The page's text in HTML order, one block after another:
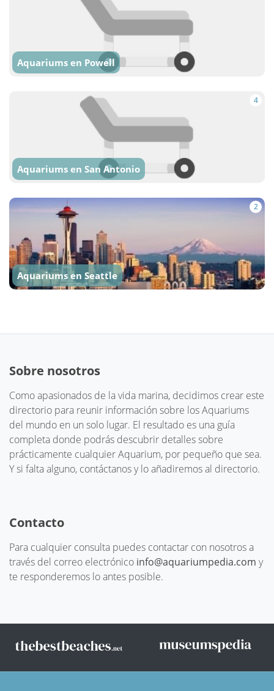
Aquariums en Powell
4
Aquariums en San Antonio
2
Aquariums en Seattle
Sobre nosotros
Como apasionados de la vida marina, decidimos crear este
directorio para reunir información sobre los Aquariums
del mundo en un solo lugar. El resultado es una guía
completa donde podrás descubrir detalles sobre
prácticamente cualquier Aquarium, por pequeño que sea.
Y si falta alguno, contáctanos y lo añadiremos al directorio.
Contacto
Para cualquier consulta puedes contactar con nosotros a
través del correo electrónico info@aquariumpedia.com y
te responderemos lo antes posible.